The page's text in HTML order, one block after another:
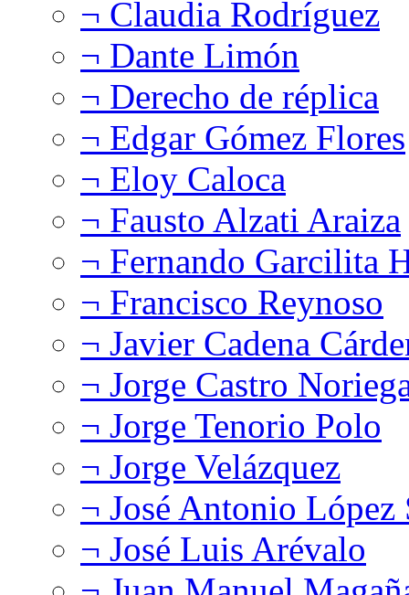
¬ Claudia Rodríguez
¬ Dante Limón
¬ Derecho de réplica
¬ Edgar Gómez Flores
¬ Eloy Caloca
¬ Fausto Alzati Araiza
¬ Fernando Garcilita
¬ Francisco Reynoso
¬ Javier Cadena
¬ Jorge Castro
¬ Jorge Tenorio Polo
¬ Jorge Velázquez
¬ José Antonio López
¬ José Luis Arévalo